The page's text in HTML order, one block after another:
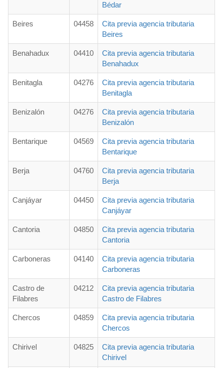
Bédar
Beires 04458
Cita previa agencia tributaria
Beires
Benahadux 04410
Cita previa agencia tributaria
Benahadux
Benitagla 04276
Cita previa agencia tributaria
Benitagla
Benizalón 04276
Cita previa agencia tributaria
Benizalón
Bentarique 04569
Cita previa agencia tributaria
Bentarique
Berja 04760
Cita previa agencia tributaria
Berja
Canjáyar 04450
Cita previa agencia tributaria
Canjáyar
Cantoria 04850
Cita previa agencia tributaria
Cantoria
Carboneras 04140
Cita previa agencia tributaria
Carboneras
Castro de
Filabres
04212
Cita previa agencia tributaria
Castro de Filabres
Chercos 04859
Cita previa agencia tributaria
Chercos
Chirivel 04825
Cita previa agencia tributaria
Chirivel